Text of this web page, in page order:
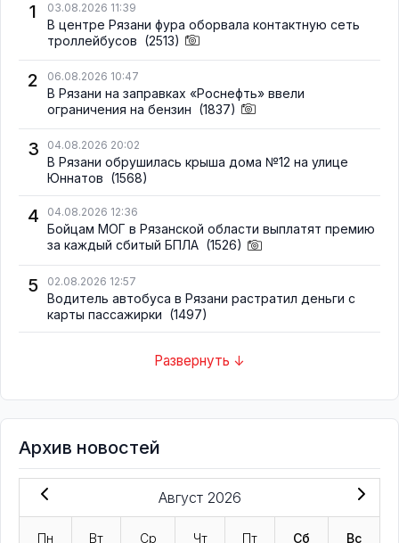
1
03.08.2026 11:39
В центре Рязани фура оборвала контактную сеть
троллейбусов (2513)
2 06.08.2026 10:47
В Рязани на заправках «Роснефть» ввели
ограничения на бензин (1837)
3 04.08.2026 20:02
В Рязани обрушилась крыша дома №12 на улице
Юннатов (1568)
4 04.08.2026 12:36
Бойцам МОГ в Рязанской области выплатят премию
за каждый сбитый БПЛА (1526)
5 02.08.2026 12:57
Водитель автобуса в Рязани растратил деньги с
карты пассажирки (1497)
Развернуть ↓
Архив новостей
Август 2026
Пн Вт Ср Чт Пт Сб Вс